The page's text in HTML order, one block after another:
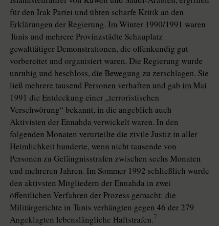
für den Irak Partei und übten scharfe Kritik an den
Erklärungen der Regierung. Im Winter 1990/1991 waren
Tunis und mehrere Provinzstädte Schauplatz
gewalttätiger Demonstrationen, die offenkundig gut
vorbereitet und organisiert waren. Die Regierung wurde
unruhig und beschloss, die Bewegung zu zerschlagen. Sie
ließ mehrere tausend Personen verhaften und gab im Mai
1991 die Entdeckung einer „terroristischen
Verschwörung“ bekannt, in die angeblich auch
Aktivisten der Ennahda verwickelt waren. In den
folgenden Monaten verurteilte die zivile Justiz in aller
Heimlichkeit hunderte, wenn nicht tausende von
Personen zu Gefängnisstrafen zwischen sechs Monaten
und mehreren Jahren. Im Sommer 1992 schließlich wurde
den aktivsten Mitgliedern der Ennahda in zwei
öffentlichen Verfahren der Prozess gemacht: die
Militärgerichte in Tunis verhängten gegen 46 der 279
Angeklagten lebenslängliche Haftstrafen.7